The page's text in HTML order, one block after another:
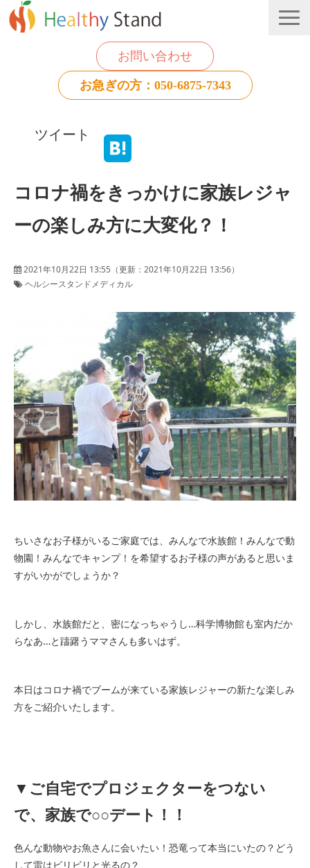
お問い合わせ
お急ぎの方：050-6875-7343
個人のお客様
ツイート
コロナ禍をきっかけに家族レジャ
ーの楽しみ方に大変化？！
2021年10月22日 13:55 （更新： 2021年10月22日 13:56）
ヘルシースタンドメディカル
ちいさなお子様がいるご家庭では、みんなで水族館！みんなで動
物園！みんなでキャンプ！を希望するお子様の声があると思いま
すがいかがでしょうか？
しかし、水族館だと、密になっちゃうし…科学博物館も室内だか
らなあ…と躊躇うママさんも多いはず。
本日はコロナ禍でブームが来ている家族レジャーの新たな楽しみ
方をご紹介いたします。
▼ご自宅でプロジェクターをつない
で、家族で○○デート！！
色んな動物やお魚さんに会いたい！恐竜って本当にいたの？どう
して雷はビリビリと光るの？